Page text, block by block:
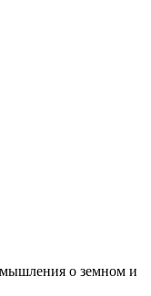
о земном и